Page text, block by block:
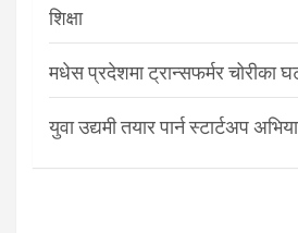
शिक्षा
मधेस प्रदेशमा ट्रान्सफर्मर चोरीका
युवा उद्यमी तयार पार्न स्टार्टअप